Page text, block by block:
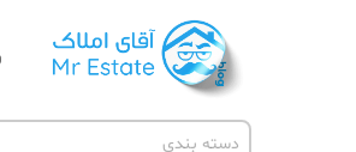
دسته بندی
آقای مشاور املاک